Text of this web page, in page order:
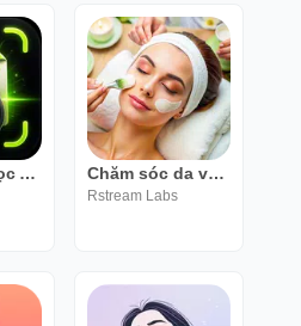
DoubtGo: Học AI & Flashcard Chăm sóc da và chăm sóc da mặt
Rstream Labs